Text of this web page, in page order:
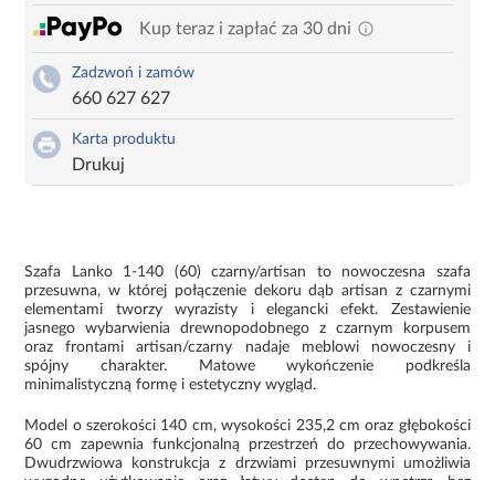
Kup teraz i zapłać za 30 dni
Zadzwoń i zamów
660 627 627
Karta produktu
Drukuj
Szafa Lanko 1-140 (60) czarny/artisan to nowoczesna szafa
przesuwna, w której połączenie dekoru dąb artisan z czarnymi
elementami tworzy wyrazisty i elegancki efekt. Zestawienie
jasnego wybarwienia drewnopodobnego z czarnym korpusem
oraz frontami artisan/czarny nadaje meblowi nowoczesny i
spójny charakter. Matowe wykończenie podkreśla
minimalistyczną formę i estetyczny wygląd.
Model o szerokości 140 cm, wysokości 235,2 cm oraz głębokości
60 cm zapewnia funkcjonalną przestrzeń do przechowywania.
Dwudrzwiowa konstrukcja z drzwiami przesuwnymi umożliwia